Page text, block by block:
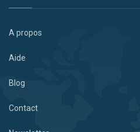
A propos
Aide
Blog
Contact